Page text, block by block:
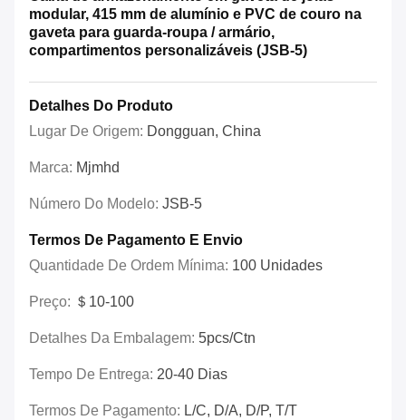
modular, 415 mm de alumínio e PVC de couro na
gaveta para guarda-roupa / armário,
compartimentos personalizáveis (JSB-5)
Detalhes Do Produto
Lugar De Origem: Dongguan, China
Marca: Mjmhd
Número Do Modelo: JSB-5
Termos De Pagamento E Envio
Quantidade De Ordem Mínima: 100 Unidades
Preço: ＄10-100
Detalhes Da Embalagem: 5pcs/ctn
Tempo De Entrega: 20-40 Dias
Termos De Pagamento: L/C, D/A, D/P, T/T